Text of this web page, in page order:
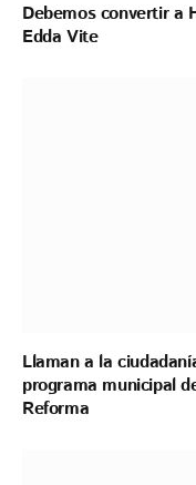
Debemos convertir a
Edda Vite
Llaman a la
programa municipal
Reforma